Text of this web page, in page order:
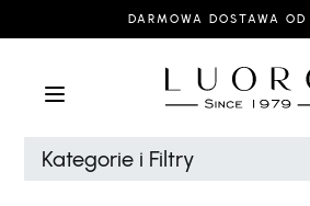
DARMOWA DOSTAWA
Kategorie i Filtry